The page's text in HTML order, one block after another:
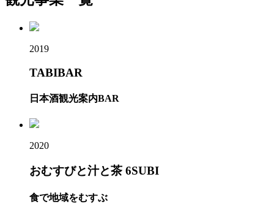
2019
TABIBAR
日本酒観光案内BAR
2020
おむすびと汁と茶 6SUBI
食で地域をむすぶ